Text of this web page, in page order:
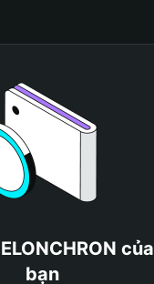
của
bạn